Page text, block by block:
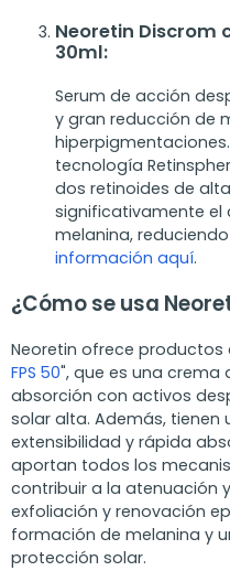
Neoretin Discrom
30ml:
Serum de acción
y gran reducción de
tecnología
dos retinoides de
significativamente el
melanina,
información aquí.
¿Cómo se usa
Neoretin ofrece productos
FPS 50", que es una crema
absorción con activos
solar alta. Además, tienen
extensibilidad y rápida
aportan todos los
contribuir a la atenuación
exfoliación y renovación
formación de melanina y
protección solar.